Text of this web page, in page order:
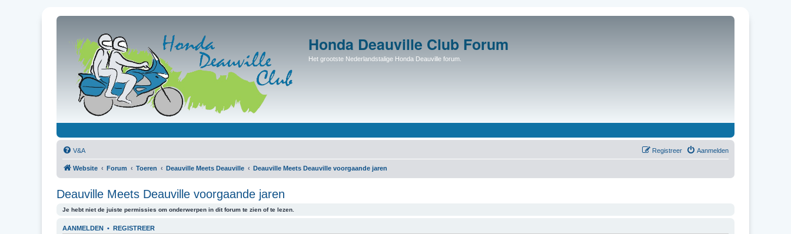
Honda Deauville Club Forum
Het grootste Nederlandstalige Honda Deauville forum.
V&A Aanmelden
Registreer
Website Forum Toeren Deauville Meets Deauville Deauville Meets Deauville voorgaande jaren
Deauville Meets Deauville voorgaande jaren
Je hebt niet de juiste permissies om onderwerpen in dit forum te zien of te lezen.
AANMELDEN • REGISTREER